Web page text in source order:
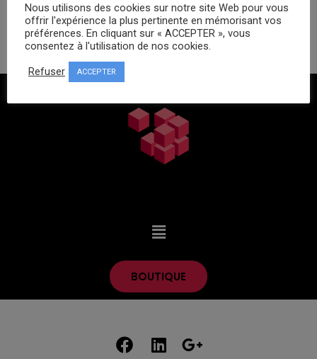
BOUTIQUE
Nous utilisons des cookies sur notre site Web pour vous
offrir l'expérience la plus pertinente en mémorisant vos
préférences. En cliquant sur « ACCEPTER », vous
consentez à l'utilisation de nos cookies.
Refuser ACCEPTER